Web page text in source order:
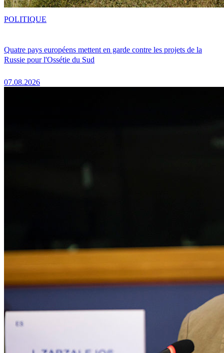
Quatre pays européens mettent en garde contre les projets de la
Russie pour l'Ossétie du Sud
07.08.2026
POLITIQUE